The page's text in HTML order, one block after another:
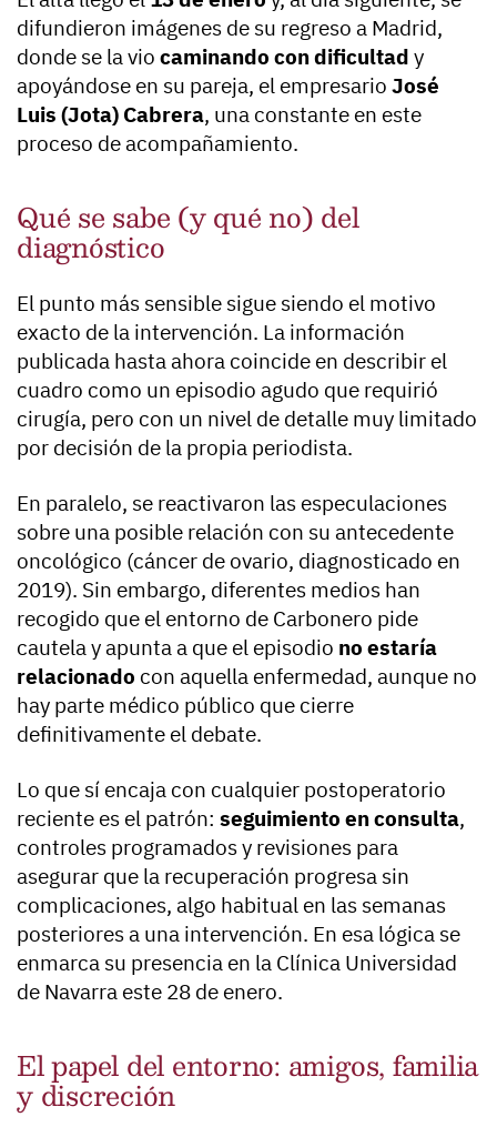
difundieron imágenes de su regreso a Madrid,
donde se la vio caminando con dificultad y
apoyándose en su pareja, el empresario José
Luis (Jota) Cabrera, una constante en este
proceso de acompañamiento.
Qué se sabe (y qué no) del
diagnóstico
El punto más sensible sigue siendo el motivo
exacto de la intervención. La información
publicada hasta ahora coincide en describir el
cuadro como un episodio agudo que requirió
cirugía, pero con un nivel de detalle muy limitado
por decisión de la propia periodista.
En paralelo, se reactivaron las especulaciones
sobre una posible relación con su antecedente
oncológico (cáncer de ovario, diagnosticado en
2019). Sin embargo, diferentes medios han
recogido que el entorno de Carbonero pide
cautela y apunta a que el episodio no estaría
relacionado con aquella enfermedad, aunque no
hay parte médico público que cierre
definitivamente el debate.
Lo que sí encaja con cualquier postoperatorio
reciente es el patrón: seguimiento en consulta,
controles programados y revisiones para
asegurar que la recuperación progresa sin
complicaciones, algo habitual en las semanas
posteriores a una intervención. En esa lógica se
enmarca su presencia en la Clínica Universidad
de Navarra este 28 de enero.
El papel del entorno: amigos, familia
y discreción